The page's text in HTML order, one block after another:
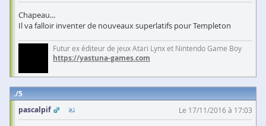
Chapeau...
Il va falloir inventer de nouveaux superlatifs pour Templeton
Futur ex éditeur de jeux Atari Lynx et Nintendo Game Boy
https://yastuna-games.com
5
pascalpif
Le 17/11/2016 à 17:03